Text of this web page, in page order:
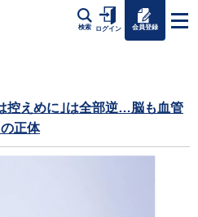
検索 ログイン 会員登録
控えめに｣は全部逆…脳も血管
正体